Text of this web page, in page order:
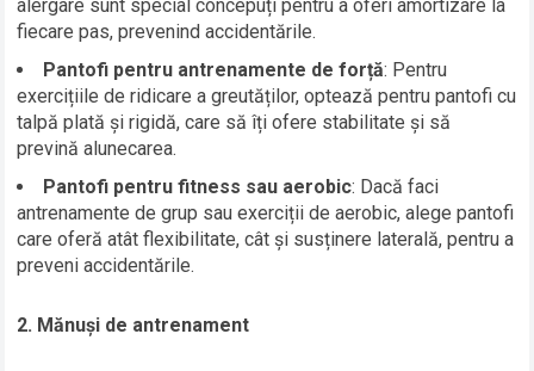
alergare sunt special concepuți pentru a oferi amortizare la
fiecare pas, prevenind accidentările.
Pantofi pentru antrenamente de forță: Pentru
exercițiile de ridicare a greutăților, optează pentru pantofi cu
talpă plată și rigidă, care să îți ofere stabilitate și să
prevină alunecarea.
Pantofi pentru fitness sau aerobic: Dacă faci
antrenamente de grup sau exerciții de aerobic, alege pantofi
care oferă atât flexibilitate, cât și susținere laterală, pentru a
preveni accidentările.
2. Mănuși de antrenament